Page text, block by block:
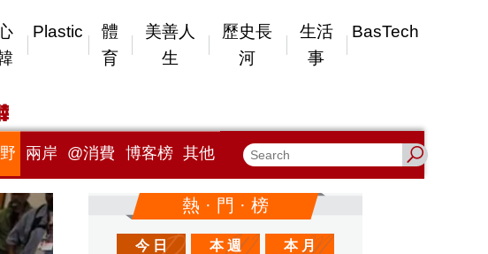
Plastic
體
育
美善人
生
歷史長
河
生活
事
BasTech
兩岸 @消費 博客榜 其他
熱 · 門 · 榜
今 日 本 週 本 月